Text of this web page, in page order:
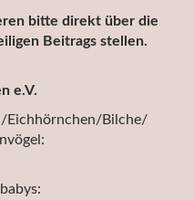
bitte direkt über die
Beitrags stellen.
e.V.
Eichhörnchen/Bilche/